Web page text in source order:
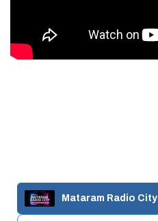
Mataram Radio City